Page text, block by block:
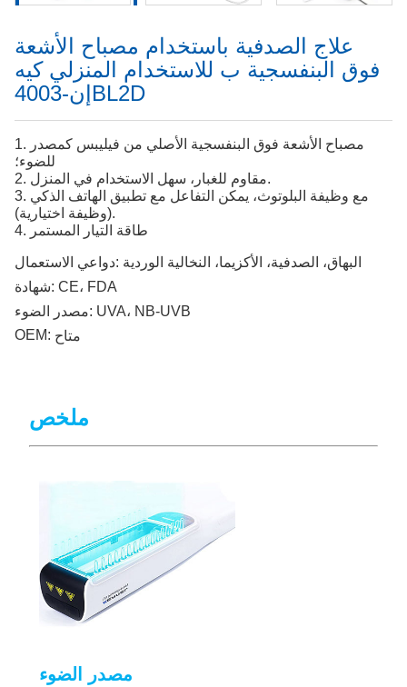
علاج الصدفية باستخدام مصباح الأشعة
فوق البنفسجية ب للاستخدام المنزلي كيه
إن-4003BL2D
1. مصباح الأشعة فوق البنفسجية الأصلي من فيليبس كمصدر
للضوء؛
2. مقاوم للغبار، سهل الاستخدام في المنزل.
3. مع وظيفة البلوتوث، يمكن التفاعل مع تطبيق الهاتف الذكي
(وظيفة اختيارية).
4. طاقة التيار المستمر
دواعي الاستعمال: البهاق، الصدفية، الأكزيما، النخالية الوردية
شهادة: CE، FDA
مصدر الضوء: UVA، NB-UVB
OEM: متاح
ملخص
مصدر الضوء